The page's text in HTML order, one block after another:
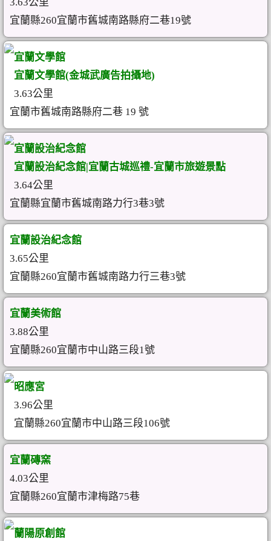
宜蘭縣260宜蘭市舊城南路縣府二巷19號
宜蘭文學館
宜蘭文學館(金城武廣告拍攝地)
3.63公里
宜蘭市舊城南路縣府二巷 19 號
宜蘭設治紀念館
宜蘭設治紀念館|宜蘭古城巡禮-宜蘭市旅遊景點
3.64公里
宜蘭縣宜蘭市舊城南路力行3巷3號
宜蘭設治紀念館
3.65公里
宜蘭縣260宜蘭市舊城南路力行三巷3號
宜蘭美術館
3.88公里
宜蘭縣260宜蘭市中山路三段1號
昭應宮
3.96公里
宜蘭縣260宜蘭市中山路三段106號
宜蘭磚窯
4.03公里
宜蘭縣260宜蘭市津梅路75巷
蘭陽原創館